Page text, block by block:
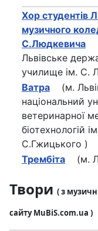
Хор студентів
музичного
С.Людкевича
Львівське
училище ім. С.
Ватра (м.
національний
ветеринарної
біотехнологій
С.Гжицького )
Трембіта (м.
Твори ( з
сайту MuBiS.com.ua )